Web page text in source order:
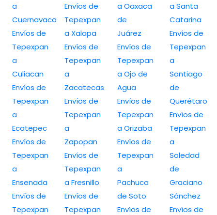
a
Cuernavaca
Envíos de
Tepexpan
a
Culiacan
Envíos de
Tepexpan
a
Ecatepec
Envíos de
Tepexpan
a
Ensenada
Envíos de
Tepexpan
Envíos de
Tepexpan
a Xalapa
Envíos de
Tepexpan
a
Zacatecas
Envíos de
Tepexpan
a
Zapopan
Envíos de
Tepexpan
a Fresnillo
Envíos de
Tepexpan
a Oaxaca
de
Juárez
Envíos de
Tepexpan
a Ojo de
Agua
Envíos de
Tepexpan
a Orizaba
Envíos de
Tepexpan
a
Pachuca
de Soto
Envíos de
a Santa
Catarina
Envíos de
Tepexpan
a
Santiago
de
Querétaro
Envíos de
Tepexpan
a
Soledad
de
Graciano
Sánchez
Envíos de